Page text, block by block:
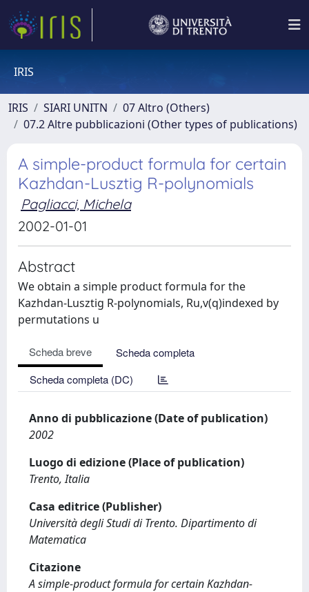
IRIS
IRIS SIARI UNITN
07 Altro (Others)
07.2 Altre pubblicazioni (Other types of publications)
A simple-product formula for certain
Kazhdan-Lusztig R-polynomials
Pagliacci, Michela
2002-01-01
Abstract
We obtain a simple product formula for the
Kazhdan-Lusztig R-polynomials, Ru,v(q)indexed by
permutations u
Scheda breve
Scheda completa
Scheda completa (DC)
Anno di pubblicazione (Date of publication)
2002
Luogo di edizione (Place of publication)
Trento, Italia
Casa editrice (Publisher)
Università degli Studi di Trento. Dipartimento di
Matematica
Citazione
A simple-product formula for certain Kazhdan-